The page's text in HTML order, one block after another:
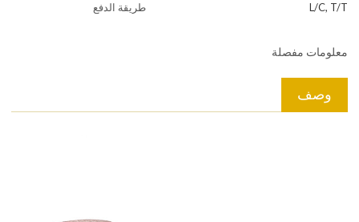
طريقة الدفع
L/C, T/T
معلومات مفصلة
وصف